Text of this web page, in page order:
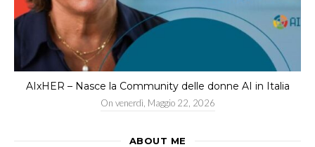
AIxHER – Nasce la Community delle donne AI in Italia
On venerdì, Maggio 22, 2026
ABOUT ME